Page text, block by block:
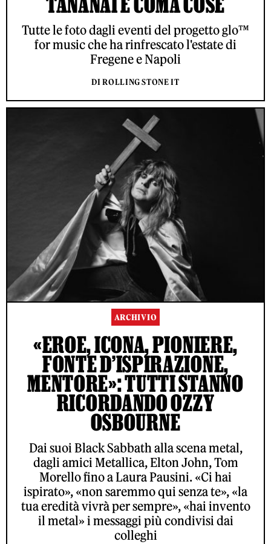
Tutte le foto dagli eventi del progetto glo™
for music che ha rinfrescato l'estate di
Fregene e Napoli
DI ROLLING STONE IT
ARCHIVIO
«EROE, ICONA, PIONIERE,
FONTE D’ISPIRAZIONE,
MENTORE»: TUTTI STANNO
RICORDANDO OZZY
OSBOURNE
Dai suoi Black Sabbath alla scena metal,
dagli amici Metallica, Elton John, Tom
Morello fino a Laura Pausini. «Ci hai
ispirato», «non saremmo qui senza te», «la
tua eredità vivrà per sempre», «hai invento
il metal» i messaggi più condivisi dai
colleghi